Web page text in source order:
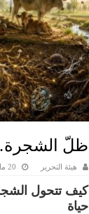
ظلّ
هيئة التحرير 20 مايو، 2026
كيف تتحول
حياة